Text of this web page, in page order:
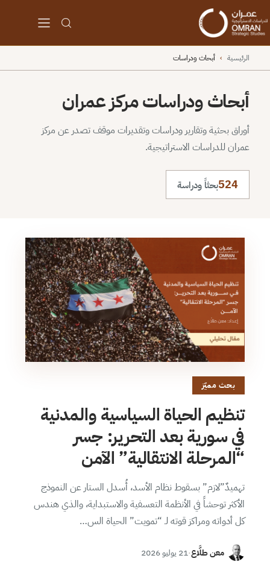
الرئيسية › أبحاث ودراسات
أبحاث ودراسات مركز عمران
أوراق بحثية وتقارير ودراسات وتقديرات موقف تصدر عن مركز
عمران للدراسات الاستراتيجية.
524بحثاً ودراسة
بحث مميّز
تنظيم الحياة السياسية والمدنية
في سورية بعد التحرير: جسر
“المرحلة الانتقالية” الآمن
تهميدٌ”لازم” بسقوط نظام الأسد، أُسدل الستار عن النموذج
الأكثر توحشاً في الأنظمة التعسفية والاستبداية، والذي هندس
كل أدواته ومراكز قوته لـ “تمويت” الحياة الس…
معن طلَّاع·21 يوليو 2026